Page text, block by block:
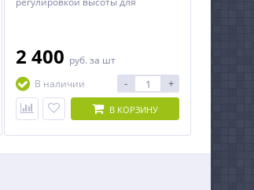
2 400 руб. за шт
В наличии
- +
В КОРЗИНУ